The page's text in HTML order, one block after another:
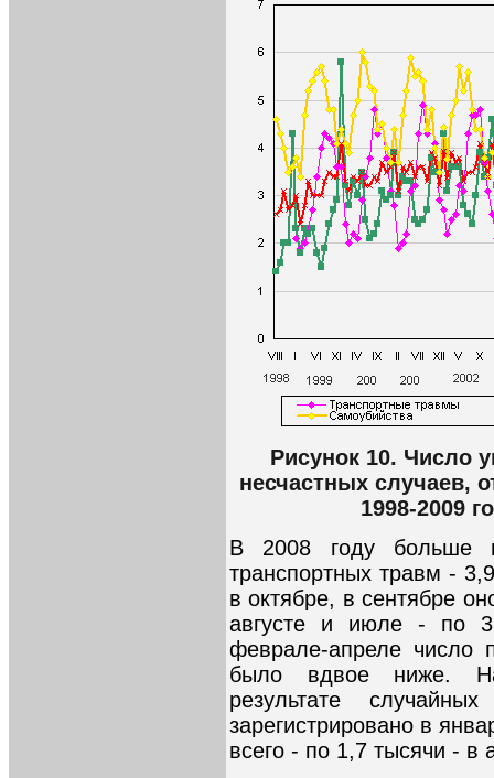
Рисунок 10. Число
несчастных случаев,
1998-2009
В 2008 году больше
транспортных травм -
в октябре, в сентябре
августе и июле - по
феврале-апреле число
было вдвое ниже.
результате
зарегистрировано в
всего - по 1,7 тысячи - в